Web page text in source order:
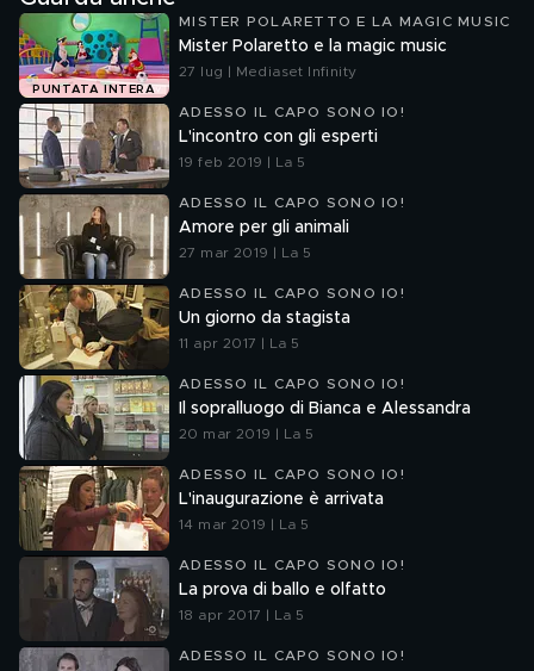
PUNTATA INTERA
MISTER POLARETTO E LA MAGIC MUSIC
Mister Polaretto e la magic music
27 lug | Mediaset Infinity
ADESSO IL CAPO SONO IO!
L'incontro con gli esperti
19 feb 2019 | La 5
ADESSO IL CAPO SONO IO!
Amore per gli animali
27 mar 2019 | La 5
ADESSO IL CAPO SONO IO!
Un giorno da stagista
11 apr 2017 | La 5
ADESSO IL CAPO SONO IO!
Il sopralluogo di Bianca e Alessandra
20 mar 2019 | La 5
ADESSO IL CAPO SONO IO!
L'inaugurazione è arrivata
14 mar 2019 | La 5
ADESSO IL CAPO SONO IO!
La prova di ballo e olfatto
18 apr 2017 | La 5
ADESSO IL CAPO SONO IO!